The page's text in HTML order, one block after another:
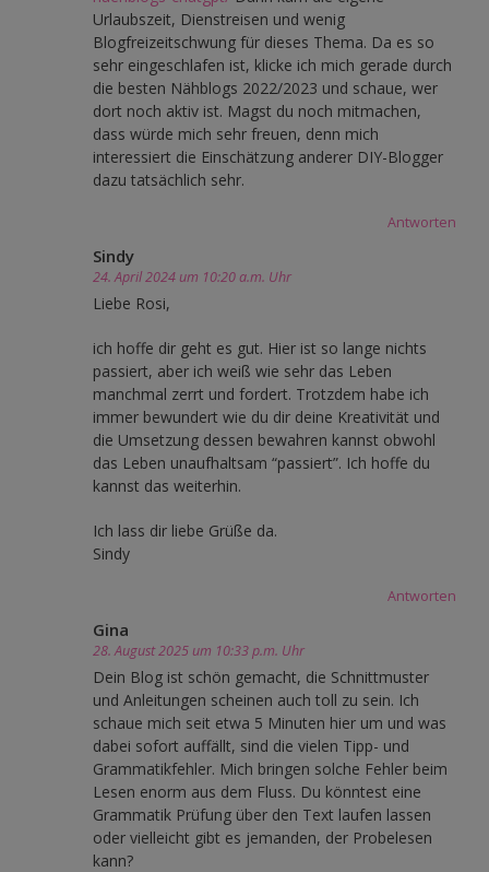
Urlaubszeit, Dienstreisen und wenig
Blogfreizeitschwung für dieses Thema. Da es so
sehr eingeschlafen ist, klicke ich mich gerade durch
die besten Nähblogs 2022/2023 und schaue, wer
dort noch aktiv ist. Magst du noch mitmachen,
dass würde mich sehr freuen, denn mich
interessiert die Einschätzung anderer DIY-Blogger
dazu tatsächlich sehr.
Antworten
Sindy
24. April 2024 um 10:20 a.m. Uhr
Liebe Rosi,
ich hoffe dir geht es gut. Hier ist so lange nichts
passiert, aber ich weiß wie sehr das Leben
manchmal zerrt und fordert. Trotzdem habe ich
immer bewundert wie du dir deine Kreativität und
die Umsetzung dessen bewahren kannst obwohl
das Leben unaufhaltsam “passiert”. Ich hoffe du
kannst das weiterhin.
Ich lass dir liebe Grüße da.
Sindy
Antworten
Gina
28. August 2025 um 10:33 p.m. Uhr
Dein Blog ist schön gemacht, die Schnittmuster
und Anleitungen scheinen auch toll zu sein. Ich
schaue mich seit etwa 5 Minuten hier um und was
dabei sofort auffällt, sind die vielen Tipp- und
Grammatikfehler. Mich bringen solche Fehler beim
Lesen enorm aus dem Fluss. Du könntest eine
Grammatik Prüfung über den Text laufen lassen
oder vielleicht gibt es jemanden, der Probelesen
kann?